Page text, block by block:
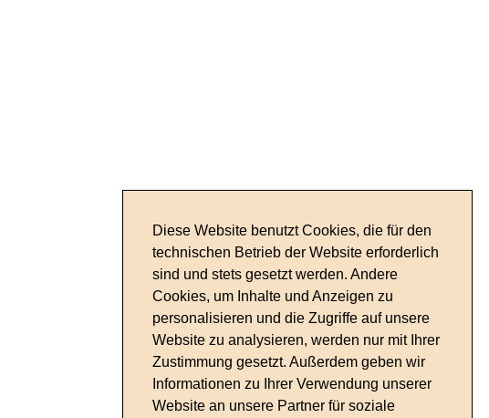
Diese Website benutzt Cookies, die für den
technischen Betrieb der Website erforderlich
sind und stets gesetzt werden. Andere
Cookies, um Inhalte und Anzeigen zu
personalisieren und die Zugriffe auf unsere
Website zu analysieren, werden nur mit Ihrer
Zustimmung gesetzt. Außerdem geben wir
Informationen zu Ihrer Verwendung unserer
Website an unsere Partner für soziale